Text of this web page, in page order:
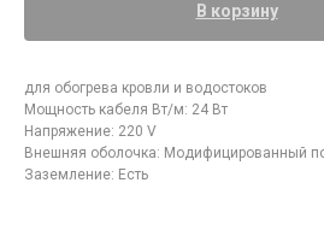
В корзину
для обогрева кровли и водостоков
Мощность кабеля Вт/м: 24 Вт
Напряжение: 220 V
Внешняя оболочка: Модифицированный
Заземление: Есть